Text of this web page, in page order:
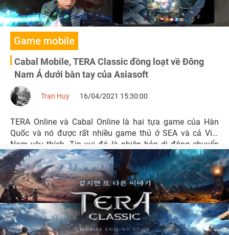
Game mobile
Cabal Mobile, TERA Classic đồng loạt về Đông
Nam Á dưới bàn tay của Asiasoft
Tran Huy 16/04/2021 15:30:00
TERA Online và Cabal Online là hai tựa game của Hàn
Quốc và nó được rất nhiều game thủ ở SEA và cả Việt
Nam yêu thích. Tin vui đó là phiên bản di động chuyển
thể gần như toàn bộ bản gốc của 2 cái tên này sẽ về
Đông Nam Á.